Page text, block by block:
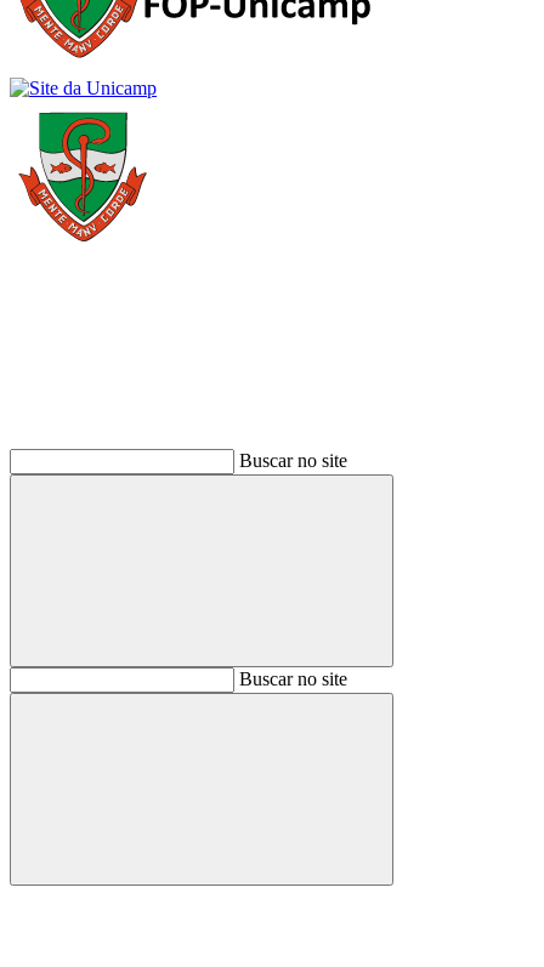
Buscar no site
BuscarBuscar no site
Buscar